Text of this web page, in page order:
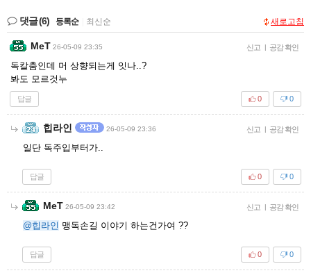
댓글(6) 등록순 최신순 새로고침
MeT 26-05-09 23:35 신고 | 공감 확인
독칼춤인데 머 상향되는게 잇나..?
봐도 모르것누
답글 0
0
힙라인 26-05-09 23:36 신고 | 공감 확인
일단 독주입부터가..
답글 0
0
MeT 26-05-09 23:42 신고 | 공감 확인
@힙라인 맹독손길 이야기 하는건가여 ??
답글 0
0